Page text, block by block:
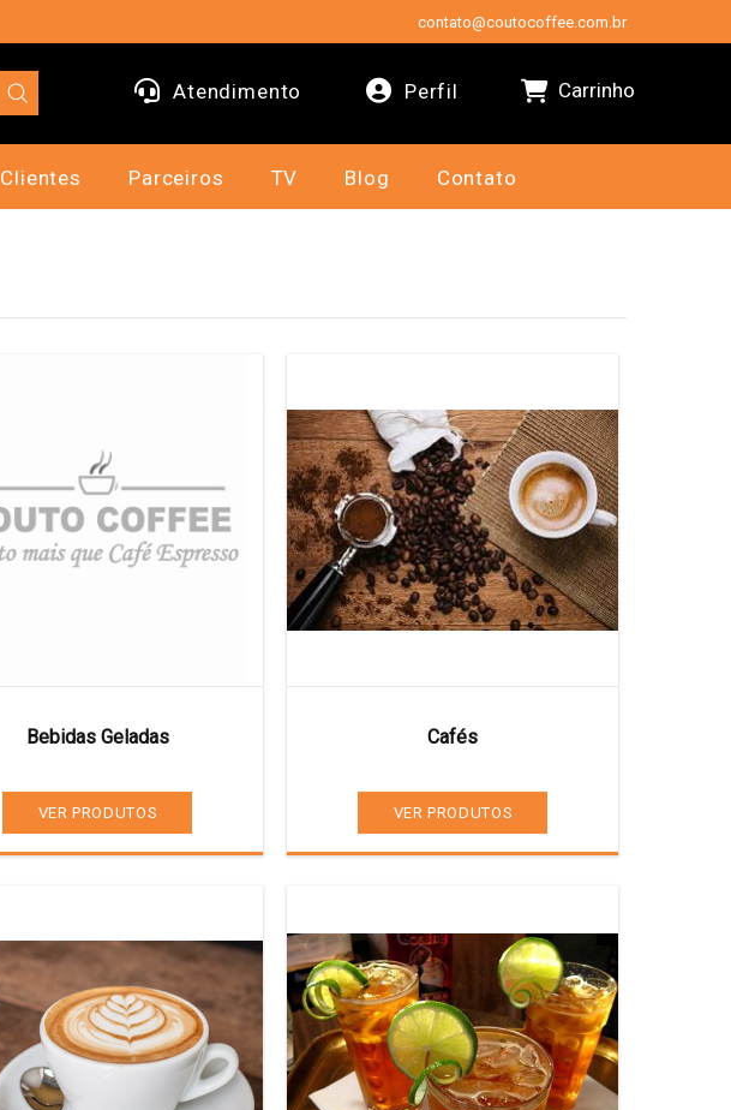
contato@coutocoffee.com.br
Atendimento Perfil Carrinho
Clientes Parceiros TV Blog Contato
Bebidas Geladas
VER PRODUTOS
Cafés
VER PRODUTOS